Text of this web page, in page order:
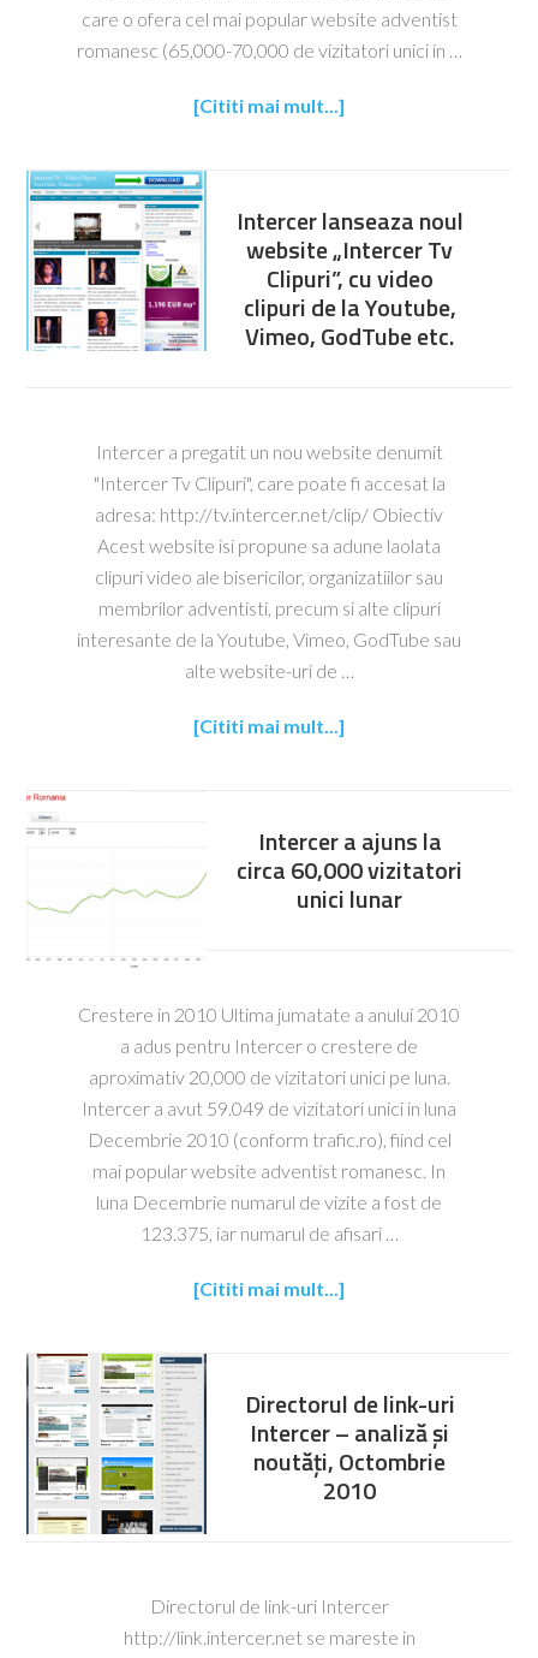
care o ofera cel mai popular website adventist
romanesc (65,000-70,000 de vizitatori unici in …
[Cititi mai mult...]
Intercer lanseaza noul
website „Intercer Tv
Clipuri”, cu video
clipuri de la Youtube,
Vimeo, GodTube etc.
Intercer a pregatit un nou website denumit
"Intercer Tv Clipuri", care poate fi accesat la
adresa: http://tv.intercer.net/clip/ Obiectiv
Acest website isi propune sa adune laolata
clipuri video ale bisericilor, organizatiilor sau
membrilor adventisti, precum si alte clipuri
interesante de la Youtube, Vimeo, GodTube sau
alte website-uri de …
[Cititi mai mult...]
Intercer a ajuns la
circa 60,000 vizitatori
unici lunar
Crestere in 2010 Ultima jumatate a anului 2010
a adus pentru Intercer o crestere de
aproximativ 20,000 de vizitatori unici pe luna.
Intercer a avut 59.049 de vizitatori unici in luna
Decembrie 2010 (conform trafic.ro), fiind cel
mai popular website adventist romanesc. In
luna Decembrie numarul de vizite a fost de
123.375, iar numarul de afisari …
[Cititi mai mult...]
Directorul de link-uri
Intercer – analiză și
noutăți, Octombrie
2010
Directorul de link-uri Intercer
http://link.intercer.net se mareste in